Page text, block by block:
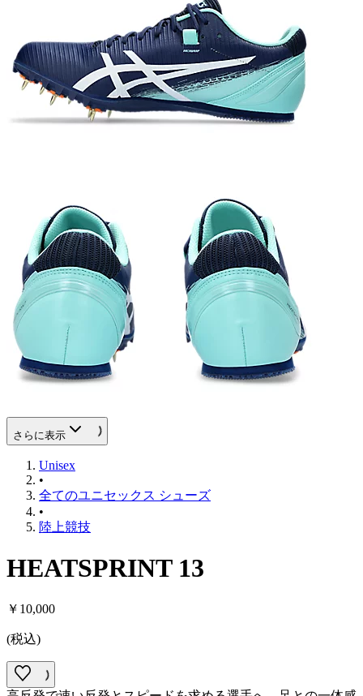
さらに表示
Unisex
•
全てのユニセックス シューズ
•
陸上競技
HEATSPRINT 13
￥10,000
(税込)